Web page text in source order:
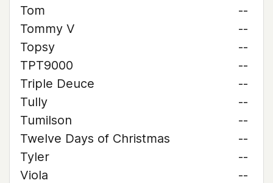
Tom
--
Tommy V
--
Topsy
--
TPT9000
--
Triple Deuce
--
Tully
--
Tumilson
--
Twelve Days of Christmas
--
Tyler
--
Viola
--